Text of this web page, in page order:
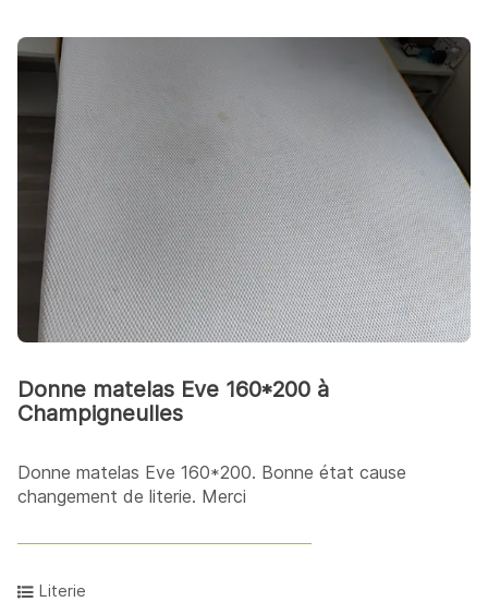
Donne matelas Eve 160*200 à
Champigneulles
Donne matelas Eve 160*200. Bonne état cause
changement de literie. Merci
Literie